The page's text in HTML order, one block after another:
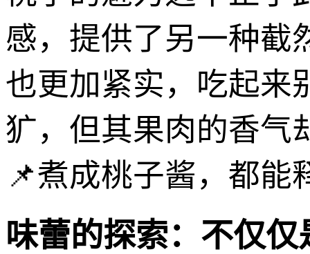
感，提供了另一种截
也更加紧实，吃起来
犷，但其果肉的香气
📌煮成桃子酱，都能
味蕾的探索：不仅仅